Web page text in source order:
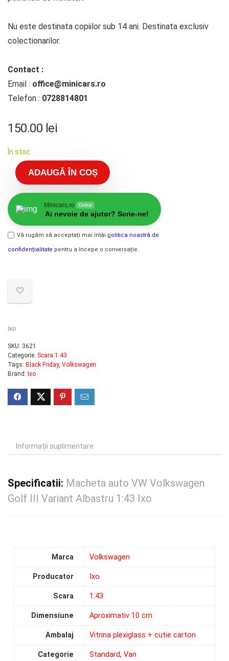
Nu este destinata copiilor sub 14 ani. Destinata exclusiv
colectionarilor.
Contact :
Email : office@minicars.ro
Telefon : 0728814801
150.00 lei
În stoc
ADAUGĂ ÎN COȘ
Minicars.ro Online
Ai nevoie de ajutor? Scrie-ne!
Vă rugăm să acceptați mai întâi politica noastră de
confidențialitate pentru a începe o conversație.
Ixo
SKU: 3621
Categorie: Scara 1:43
Tags: Black Friday, Volkswagen
Brand: Ixo
Informații suplimentare
Specificatii: Macheta auto VW Volkswagen
Golf III Variant Albastru 1:43 Ixo
Marca Volkswagen
Producator Ixo
Scara 1:43
Dimensiune Aproximativ 10 cm
Ambalaj Vitrina plexiglass + cutie carton
Categorie Standard, Van